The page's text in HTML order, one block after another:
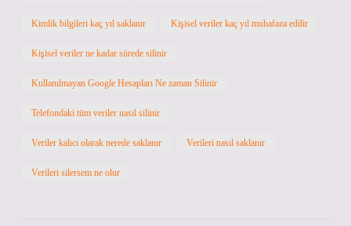
Kimlik bilgileri kaç yıl saklanır Kişisel veriler kaç yıl muhafaza edilir
Kişisel veriler ne kadar sürede silinir
Kullanılmayan Google Hesapları Ne zaman Silinir
Telefondaki tüm veriler nasıl silinir
Veriler kalıcı olarak nerede saklanır Verileri nasıl saklanır
Verileri silersem ne olur